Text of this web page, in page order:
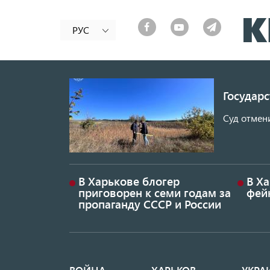
РУС
Суд
В Харькове блогер
приговорен к семи годам за
пропаганду СССР и России
В